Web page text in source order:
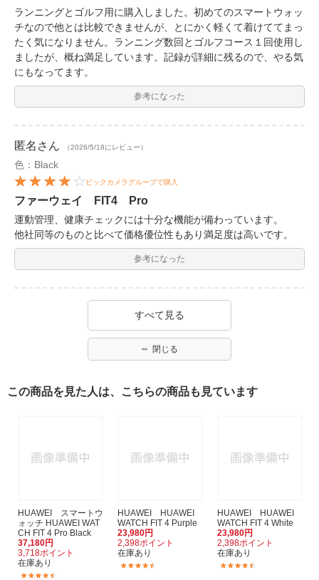
ランニングとゴルフ用に購入しました。初めてのスマートウォッ
チなので他とは比較できませんが、とにかく軽くて着けててまっ
たく気になりません。ランニング数回とゴルフコース１回使用し
ましたが、概ね満足しています。記録が詳細に残るので、やる気
にもなってます。
参考になった
匿名 さん （2026/5/18にレビュー）
色：Black
ビックカメラグループで購入
ファーウェイ FIT4 Pro
運動管理、健康チェックには十分な機能が備わっています。
他社同等のものと比べて価格優位性もあり満足度は高いです。
参考になった
すべて見る
閉じる
この商品を見た人は、こちらの商品も見ています
HUAWEI スマートウ
ォッチ HUAWEI WAT
CH FIT 4 Pro Black
37,180円
3,718ポイント
在庫あり
HUAWEI HUAWEI
WATCH FIT 4 Purple
23,980円
2,398ポイント
在庫あり
HUAWEI HUAWEI
WATCH FIT 4 White
23,980円
2,398ポイント
在庫あり